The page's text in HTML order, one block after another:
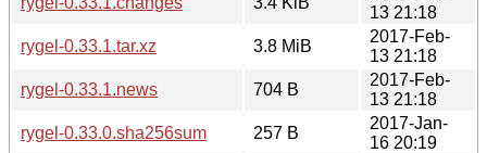
13 21:18
rygel-0.33.1.tar.xz
3.8 MiB
2017-Feb-
13 21:18
rygel-0.33.1.news
704 B
2017-Feb-
13 21:18
rygel-0.33.0.sha256sum
257 B
2017-Jan-
16 20:19